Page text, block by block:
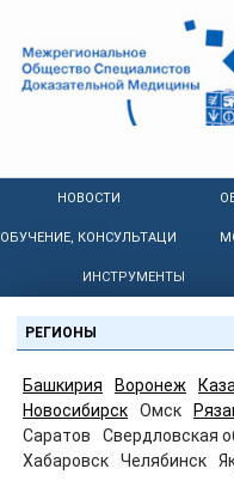
НОВОСТИ
ОБУЧЕНИЕ, КОНСУЛЬТАЦИИ
ИНСТРУМЕНТЫ
РЕГИОНЫ
Башкирия Воронеж
Новосибирск
Омск
Саратов
Свердловская
Хабаровск
Челябинск